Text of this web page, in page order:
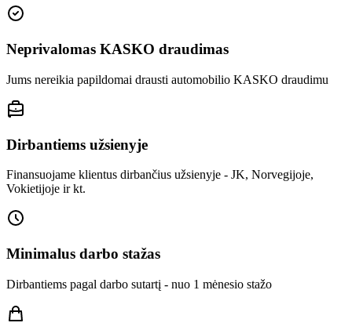
Neprivalomas KASKO draudimas
Jums nereikia papildomai drausti automobilio KASKO draudimu
Dirbantiems užsienyje
Finansuojame klientus dirbančius užsienyje - JK, Norvegijoje,
Vokietijoje ir kt.
Minimalus darbo stažas
Dirbantiems pagal darbo sutartį - nuo 1 mėnesio stažo